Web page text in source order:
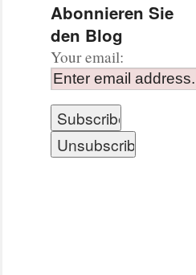
Abonnieren Sie
den Blog
Your email: